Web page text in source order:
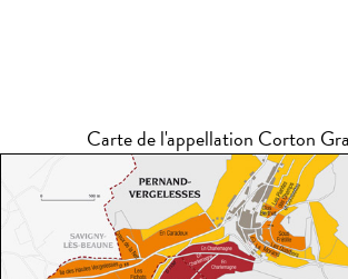
Carte de l'appellation Corton